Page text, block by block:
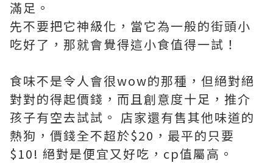
滿足。
先不要把它神級化，當它為一般的街頭小
吃好了，那就會覺得這小食值得一試！
食味不是令人會很wow的那種，但絕對絕
對對的得起價錢，而且創意度十足，推介
孩子有空去試試。 店家還有售其他味道的
熱狗，價錢全不超於$20，最平的只要
$10! 絕對是便宜又好吃，cp值屬高。